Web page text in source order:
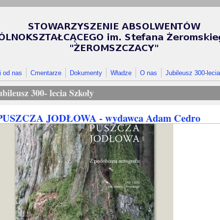
od nas Cmentarze Dokumenty Władze O nas Jubileusz 300-lecia
300- lecia Szkoły
JODŁOWA - wydawca Adam Cedro